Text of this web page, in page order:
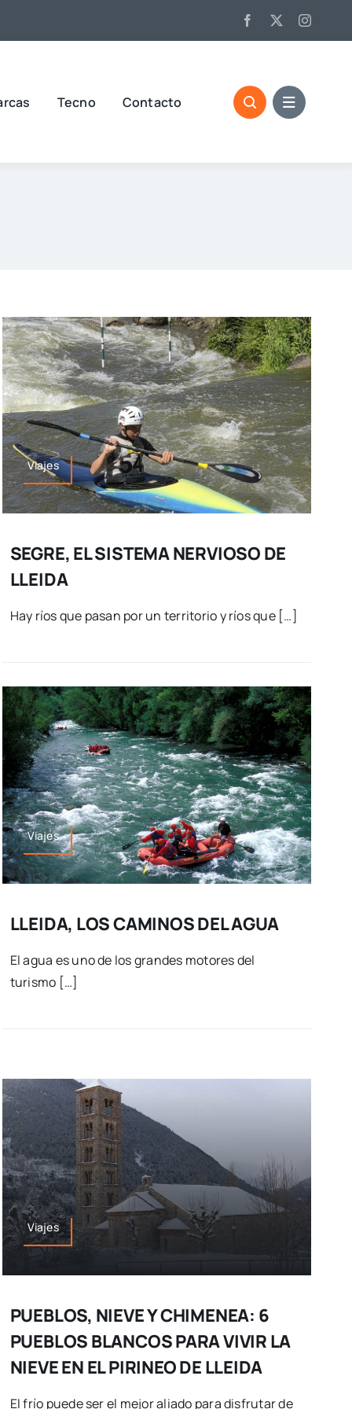
Tecno Contacto
Viajes
SEGRE, EL SISTEMA NERVIOSO DE
LLEIDA
Hay ríos que pasan por un territorio y ríos que […]
Viajes
LLEIDA, LOS CAMINOS DEL AGUA
El agua es uno de los grandes motores del
turismo […]
Viajes
PUEBLOS, NIEVE Y CHIMENEA: 6
PUEBLOS BLANCOS PARA VIVIR LA
NIEVE EN EL PIRINEO DE LLEIDA
El frío puede ser el mejor aliado para disfrutar de